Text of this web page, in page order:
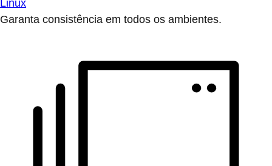
Linux
Garanta consistência em todos os ambientes.